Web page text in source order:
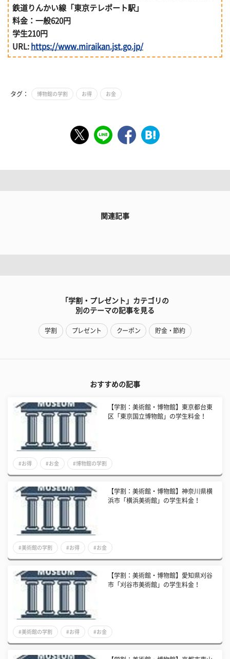
鉄道りんかい線「東京テレポート駅」
料金：一般620円
学生210円
URL: https://www.miraikan.jst.go.jp/
タグ： 博物館の学割 お得 お金
関連記事
「学割・プレゼント」カテゴリの
別のテーマの記事を見る
学割 プレゼント クーポン 貯金・節約
おすすめの記事
【学割：美術館・博物館】東京都台東
区「東京国立博物館」の学生料金！
#お得 #お金 #博物館の学割
【学割：美術館・博物館】神奈川県横
浜市「横浜美術館」の学生料金！
#美術館の学割 #お得 #お金
【学割：美術館・博物館】愛知県刈谷
市「刈谷市美術館」の学生料金！
#美術館の学割 #お得 #お金